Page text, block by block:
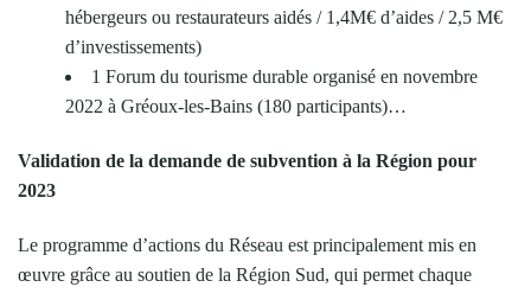
hébergeurs ou restaurateurs aidés / 1,4M€ d’aides / 2,5 M€
d’investissements)
1 Forum du tourisme durable organisé en novembre
2022 à Gréoux-les-Bains (180 participants)…
Validation de la demande de subvention à la Région pour
2023
Le programme d’actions du Réseau est principalement mis en
œuvre grâce au soutien de la Région Sud, qui permet chaque